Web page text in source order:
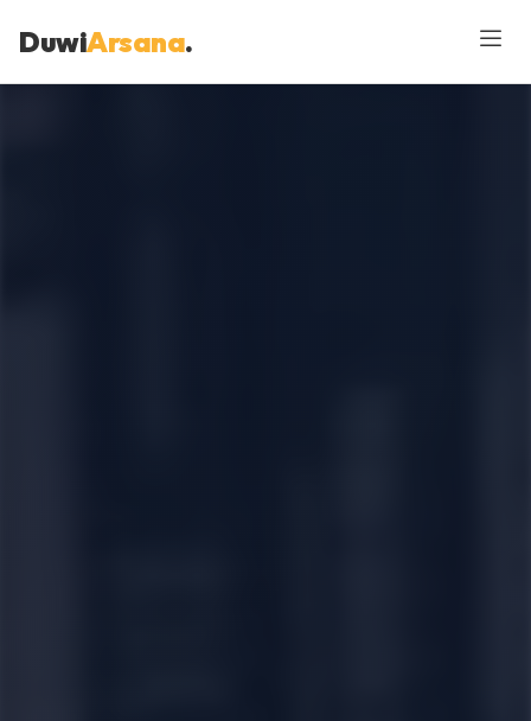
DuwiArsana.